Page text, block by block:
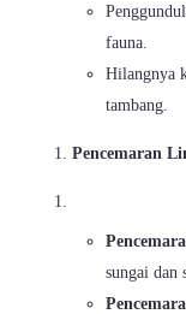
fauna.
Hilangnya
tambang.
Pencemaran
sungai dan